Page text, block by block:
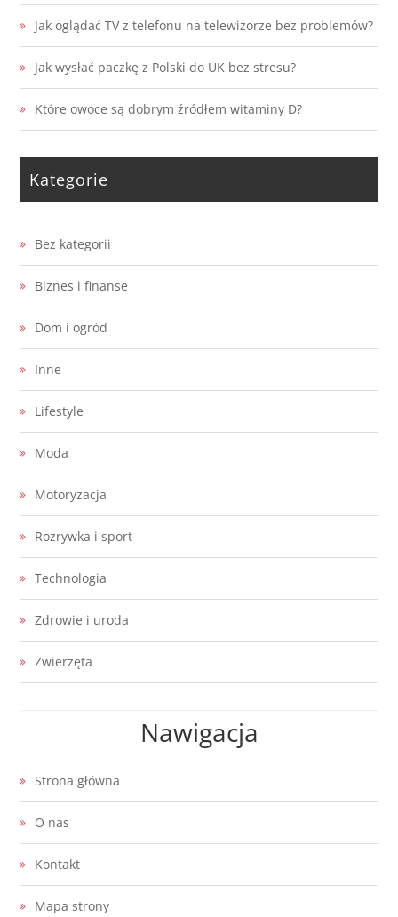
Jak oglądać TV z telefonu na telewizorze bez problemów?
Jak wysłać paczkę z Polski do UK bez stresu?
Które owoce są dobrym źródłem witaminy D?
Kategorie
Bez kategorii
Biznes i finanse
Dom i ogród
Inne
Lifestyle
Moda
Motoryzacja
Rozrywka i sport
Technologia
Zdrowie i uroda
Zwierzęta
Nawigacja
Strona główna
O nas
Kontakt
Mapa strony